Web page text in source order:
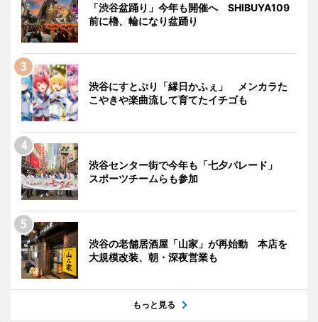
「渋谷盆踊り」今年も開催へ SHIBUYA109
前に櫓、輪になり盆踊り
渋谷にすとぷり「縁日かふぇ」 メンカラた
こやきや楽曲流して育てたイチゴも
渋谷センター街で今年も「七夕パレード」
スポーツチームらも参加
渋谷の老舗居酒屋「山家」が再始動 本店を
大規模改装、朝・深夜営業も
もっと見る